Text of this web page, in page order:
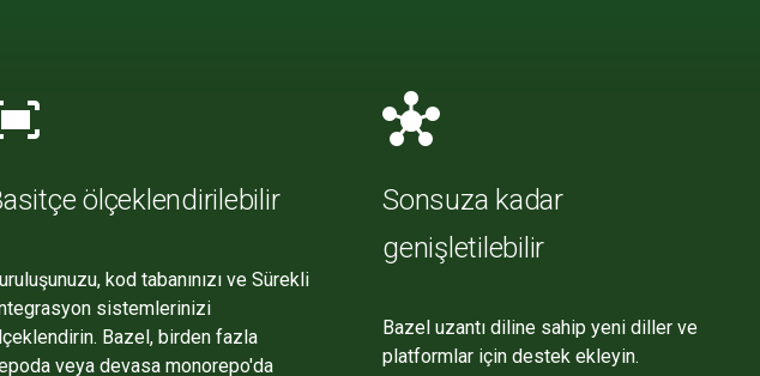
ölçeklendirilebilir
kod tabanınızı ve Sürekli
sistemlerinizi
Bazel, birden fazla
veya devasa monorepo'da
hub
Sonsuza kadar
genişletilebilir
Bazel uzantı diline sahip yeni diller ve
platformlar için destek ekleyin.